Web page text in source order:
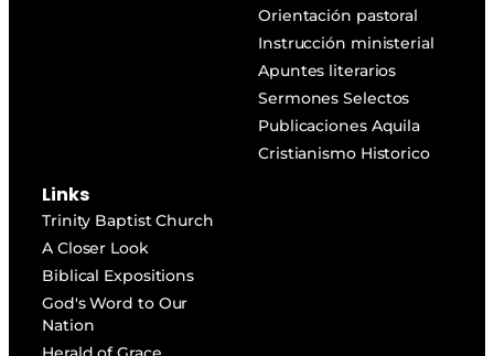
Orientación pastoral
Instrucción ministerial
Apuntes literarios
Sermones Selectos
Publicaciones Aquila
Cristianismo Historico
Links
Trinity Baptist Church
A Closer Look
Biblical Expositions
God's Word to Our
Nation